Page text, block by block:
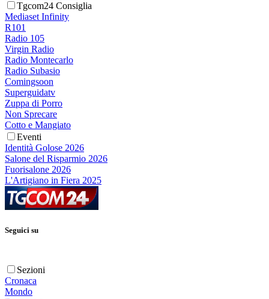
Tgcom24 Consiglia
Mediaset Infinity
R101
Radio 105
Virgin Radio
Radio Montecarlo
Radio Subasio
Comingsoon
Superguidatv
Zuppa di Porro
Non Sprecare
Cotto e Mangiato
Eventi
Identità Golose 2026
Salone del Risparmio 2026
Fuorisalone 2026
L'Artigiano in Fiera 2025
Seguici su
Sezioni
Cronaca
Mondo